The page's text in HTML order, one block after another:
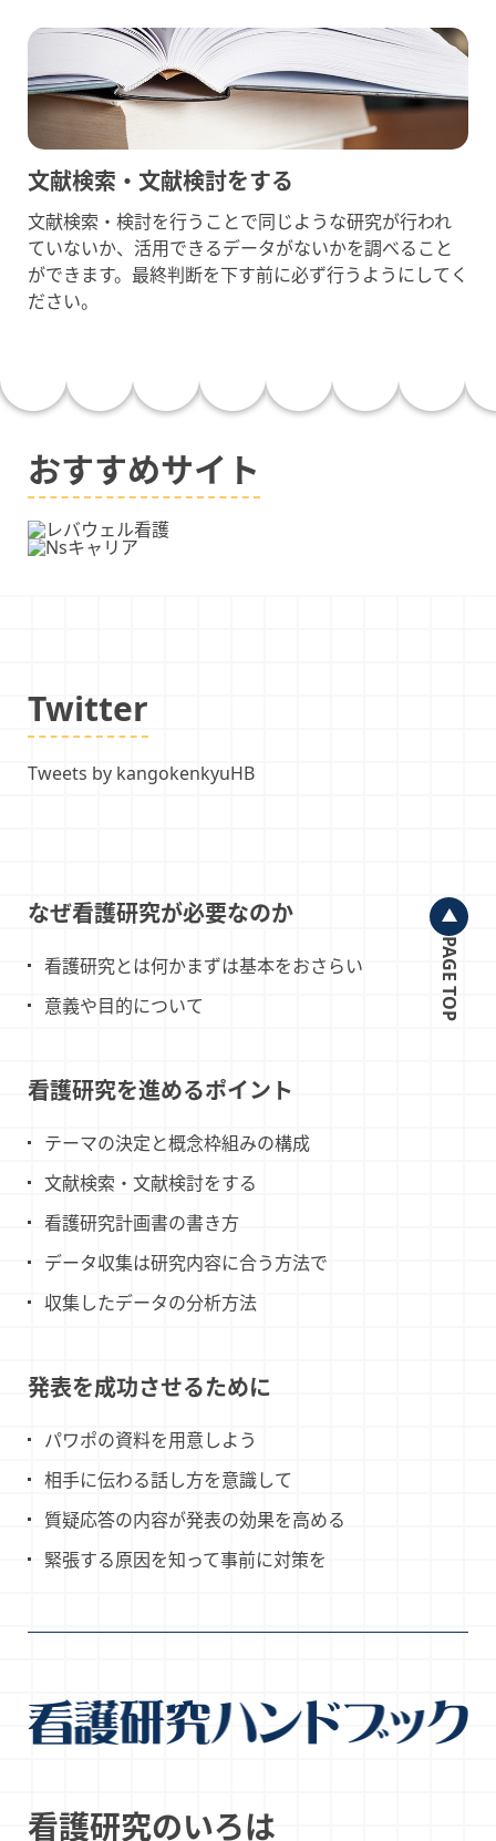
文献検索・文献検討をする
文献検索・検討を行うことで同じような研究が行われ
ていないか、活用できるデータがないかを調べること
ができます。最終判断を下す前に必ず行うようにしてく
ださい。
おすすめサイト
Twitter
Tweets by kangokenkyuHB
なぜ看護研究が必要なのか
看護研究とは何かまずは基本をおさらい
意義や目的について
看護研究を進めるポイント
テーマの決定と概念枠組みの構成
文献検索・文献検討をする
看護研究計画書の書き方
データ収集は研究内容に合う方法で
収集したデータの分析方法
発表を成功させるために
パワポの資料を用意しよう
相手に伝わる話し方を意識して
質疑応答の内容が発表の効果を高める
緊張する原因を知って事前に対策を
PAGE TOP
看護研究のいろは